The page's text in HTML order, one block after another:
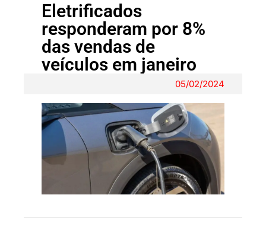
Eletrificados
responderam por 8%
das vendas de
veículos em janeiro
05/02/2024